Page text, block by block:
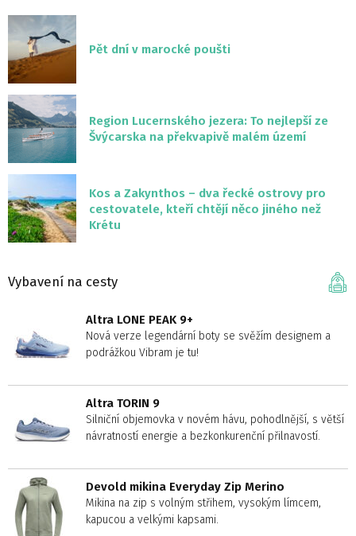
Pět dní v marocké poušti
Region Lucernského jezera: To nejlepší ze
Švýcarska na překvapivě malém území
Kos a Zakynthos – dva řecké ostrovy pro
cestovatele, kteří chtějí něco jiného než
Krétu
Vybavení na cesty
Altra LONE PEAK 9+
Nová verze legendární boty se svěžím designem a
podrážkou Vibram je tu!
Altra TORIN 9
Silniční objemovka v novém hávu, pohodlnější, s větší
návratností energie a bezkonkurenční přilnavostí.
Devold mikina Everyday Zip Merino
Mikina na zip s volným střihem, vysokým límcem,
kapucou a velkými kapsami.